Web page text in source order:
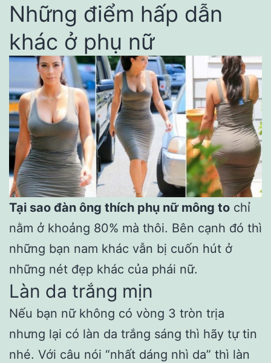
Những điểm hấp dẫn
khác ở phụ nữ
Tại sao đàn ông thích phụ nữ mông to chỉ
nằm ở khoảng 80% mà thôi. Bên cạnh đó thì
những bạn nam khác vẫn bị cuốn hút ở
những nét đẹp khác của phái nữ.
Làn da trắng mịn
Nếu bạn nữ không có vòng 3 tròn trịa
nhưng lại có làn da trắng sáng thì hãy tự tin
nhé. Với câu nói “nhất dáng nhì da” thì làn